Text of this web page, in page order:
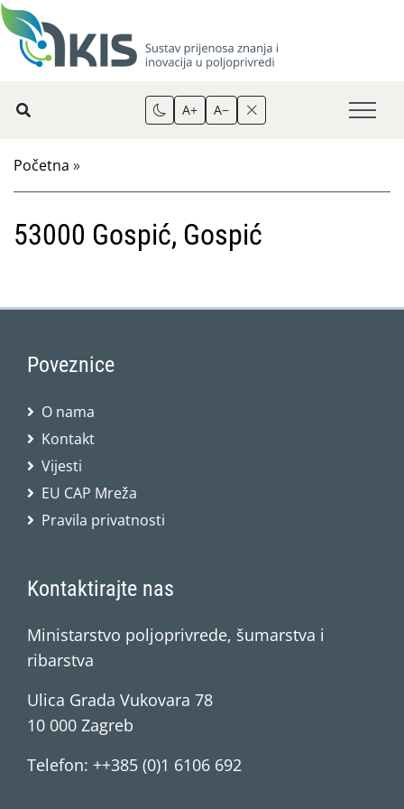
A+ A−
Početna »
53000 Gospić, Gospić
Poveznice
O nama
Kontakt
Vijesti
EU CAP Mreža
Pravila privatnosti
Kontaktirajte nas
Ministarstvo poljoprivrede, šumarstva i
ribarstva
Ulica Grada Vukovara 78
10 000 Zagreb
Telefon: ++385 (0)1 6106 692